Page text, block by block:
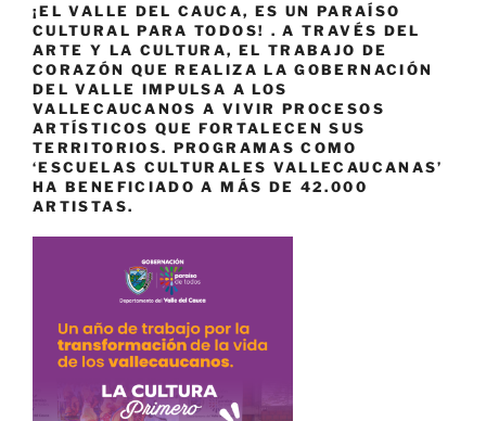
¡EL VALLE DEL CAUCA, ES UN PARAÍSO
CULTURAL PARA TODOS! . A TRAVÉS DEL
ARTE Y LA CULTURA, EL TRABAJO DE
CORAZÓN QUE REALIZA LA GOBERNACIÓN
DEL VALLE IMPULSA A LOS
VALLECAUCANOS A VIVIR PROCESOS
ARTÍSTICOS QUE FORTALECEN SUS
TERRITORIOS. PROGRAMAS COMO
‘ESCUELAS CULTURALES VALLECAUCANAS’
HA BENEFICIADO A MÁS DE 42.000
ARTISTAS.